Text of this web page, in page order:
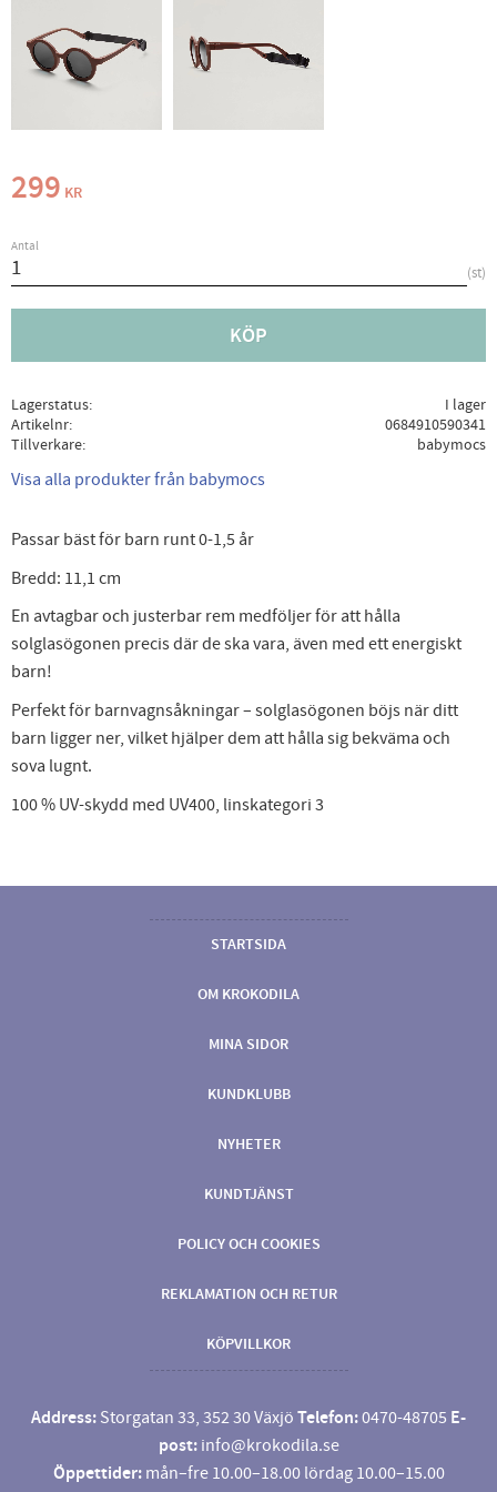
299 KR
Antal
st
KÖP
Lagerstatus
I lager
Artikelnr
0684910590341
Tillverkare
babymocs
Visa alla produkter från babymocs
Passar bäst för barn runt 0-1,5 år
Bredd: 11,1 cm
En avtagbar och justerbar rem medföljer för att hålla
solglasögonen precis där de ska vara, även med ett energiskt
barn!
Perfekt för barnvagnsåkningar – solglasögonen böjs när ditt
barn ligger ner, vilket hjälper dem att hålla sig bekväma och
sova lugnt.
100 % UV-skydd med UV400, linskategori 3
STARTSIDA
OM KROKODILA
MINA SIDOR
KUNDKLUBB
NYHETER
KUNDTJÄNST
POLICY OCH COOKIES
REKLAMATION OCH RETUR
KÖPVILLKOR
Address: Storgatan 33, 352 30 Växjö Telefon:0470-48705 E-
post: info@krokodila.se
Öppettider:mån–fre 10.00–18.00 lördag 10.00–15.00